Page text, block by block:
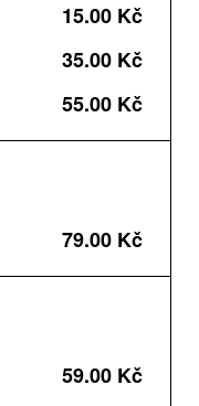
15.00 Kč
35.00 Kč
55.00 Kč
79.00 Kč
59.00 Kč